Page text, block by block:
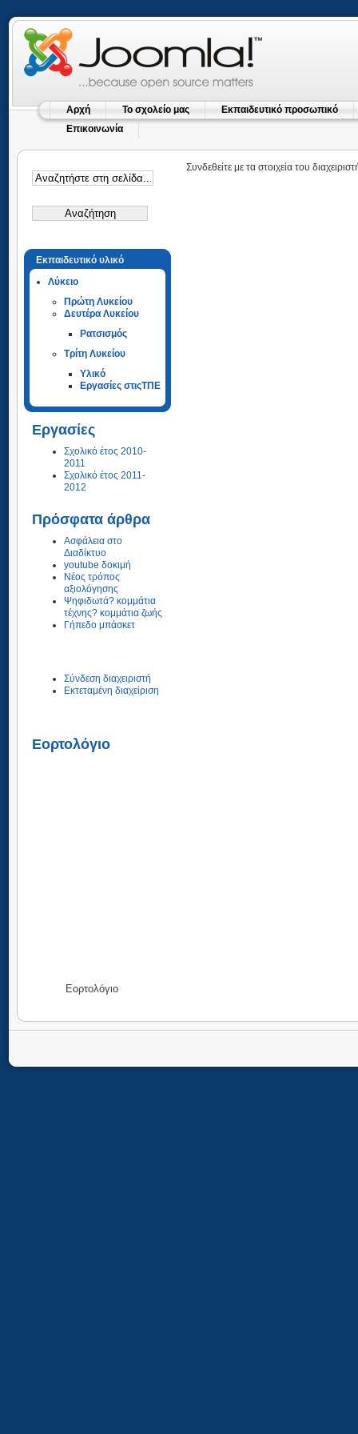
Αρχή Το σχολείο μας
Εκπαιδευτικό προσωπικό
Επικοινωνία
Εκπαιδευτικό υλικό
Λύκειο
Πρώτη Λυκείου
Δευτέρα Λυκείου
Ρατσισμός
Τρίτη Λυκείου
Υλικό
Εργασίες στιςΤΠΕ
Εργασίες
Σχολικό έτος 2010-
2011
Σχολικό έτος 2011-
2012
Πρόσφατα άρθρα
Ασφάλεια στο
Διαδίκτυο
youtube δοκιμή
Νέος τρόπος
αξιολόγησης
Ψηφιδωτά? κομμάτια
τέχνης? κομμάτια ζωής
Γήπεδο μπάσκετ
Σύνδεση διαχειριστή
Εκτεταμένη διαχείριση
Εορτολόγιο
Εορτολόγιο
Συνδεθείτε με τα στοιχεία του